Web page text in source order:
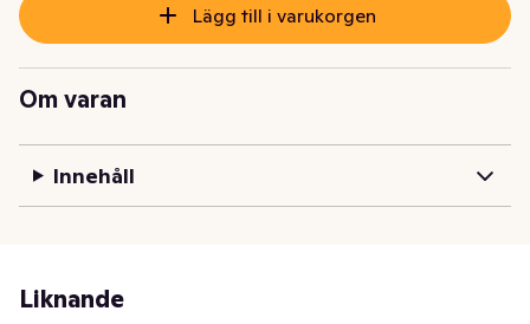
Lägg till i varukorgen
Om varan
Innehåll
Liknande